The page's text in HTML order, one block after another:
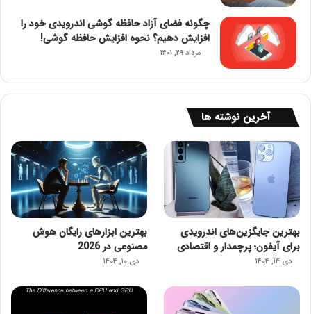
چگونه فضای آزاد حافظه گوشی اندرویدی خود را
افزایش دهیم؟ نحوه افزایش حافظه گوشی!
مرداد ۲۹, ۱۴۰۱
آخرین نوشته ها
بهترین جایگزین‌های اندرویدی
برای آیفون؛ پرچمدار و اقتصادی
دی ۱۴, ۱۴۰۴
بهترین ابزارهای رایگان هوش
مصنوعی در 2026
دی ۱۰, ۱۴۰۴